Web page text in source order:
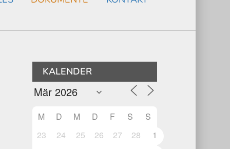
KALENDER
M D M D F S
S
23
24 25 26 27 28
1